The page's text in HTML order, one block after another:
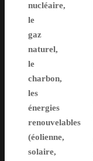
nucléaire,
le
gaz
naturel,
le
charbon,
les
énergies
renouvelables
(éolienne,
solaire,